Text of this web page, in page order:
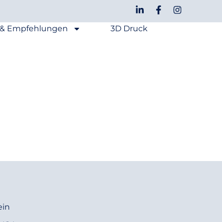
Empfehlungen
3D Druck